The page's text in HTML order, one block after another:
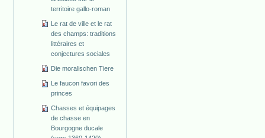
territoire gallo-roman
Le rat de ville et le rat
des champs: traditions
littéraires et
conjectures sociales
Die moralischen Tiere
Le faucon favori des
princes
Chasses et équipages
de chasse en
Bourgogne ducale